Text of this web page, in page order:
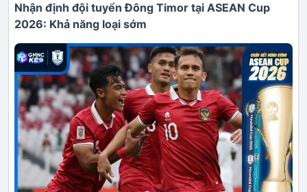
Nhận định đội tuyển Đông Timor tại ASEAN Cup
2026: Khả năng loại sớm